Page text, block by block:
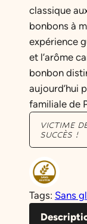
classique
bonbons à
expérience
et l’arôme
bonbon
aujourd’hui
familiale de
VICTIME
SUCCÈS !
Tags: Sans